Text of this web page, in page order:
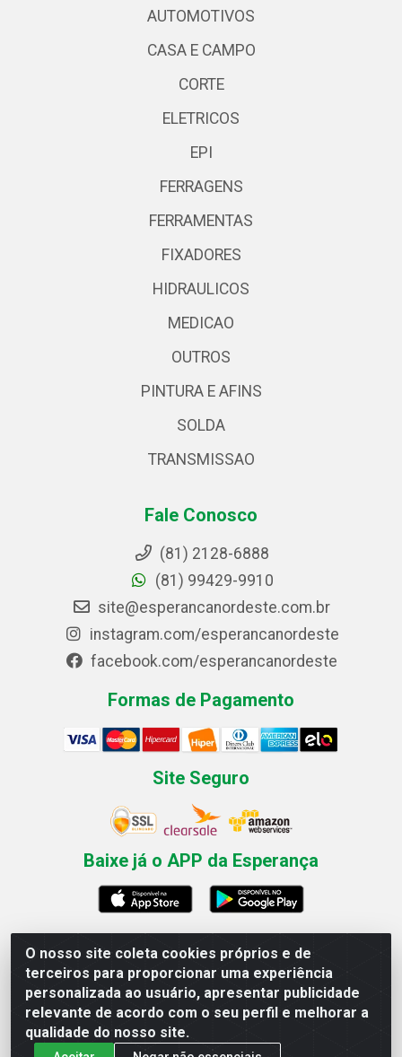
O nosso site coleta cookies próprios e de
terceiros para proporcionar uma experiência
personalizada ao usuário, apresentar publicidade
relevante de acordo com o seu perfil e melhorar a
qualidade do nosso site.
AUTOMOTIVOS
CASA E CAMPO
CORTE
ELETRICOS
EPI
FERRAGENS
FERRAMENTAS
FIXADORES
HIDRAULICOS
MEDICAO
OUTROS
PINTURA E AFINS
SOLDA
TRANSMISSAO
Fale Conosco
(81) 2128-6888
(81) 99429-9910
site@esperancanordeste.com.br
instagram.com/esperancanordeste
facebook.com/esperancanordeste
Formas de Pagamento
Site Seguro
Baixe já o APP da Esperança
Esperança Nordeste - Rua Professor Caldas Filho, 291 -
Estância - Recife / PE CEP: 50771-335 - CNPJ
03.666.136/0001-23